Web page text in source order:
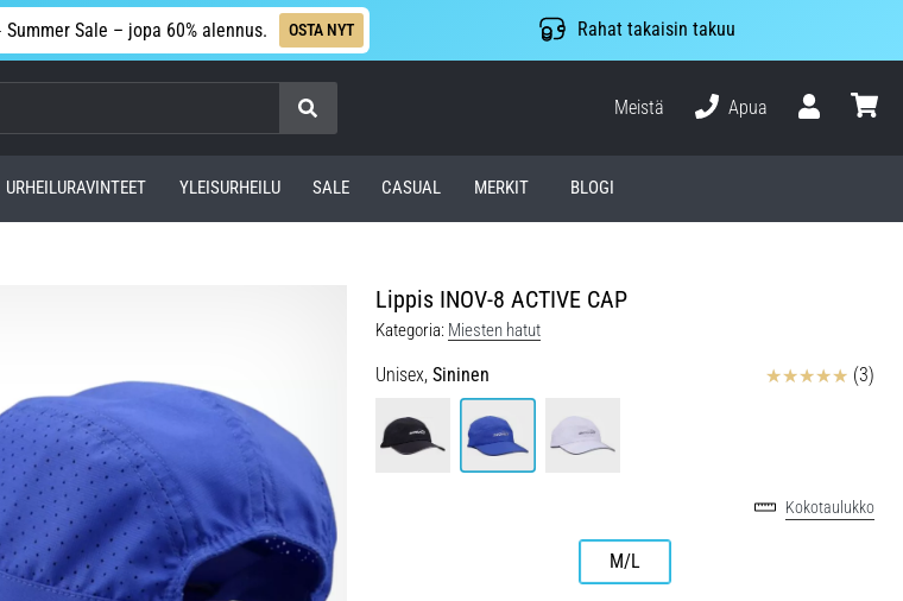
Sale – jopa 60% alennus. OSTA NYT Rahat takaisin takuu
Meistä
Apua
URHEILURAVINTEET YLEISURHEILU SALE CASUAL MERKIT BLOGI
Lippis INOV-8 ACTIVE CAP
Kategoria: Miesten hatut
Unisex, Sininen Arvostelut (3)
Kokotaulukko
M/L